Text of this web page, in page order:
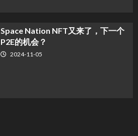
Space Nation NFT又来了，下一个
P2E的机会？
2024-11-05